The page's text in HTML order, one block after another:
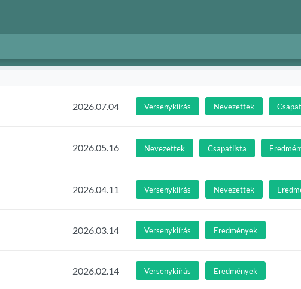
2026.07.04 Versenykiírás Nevezettek
2026.05.16 Nevezettek Csapatlista
2026.04.11 Versenykiírás Nevezettek
2026.03.14 Versenykiírás Eredmények
2026.02.14 Versenykiírás Eredmények